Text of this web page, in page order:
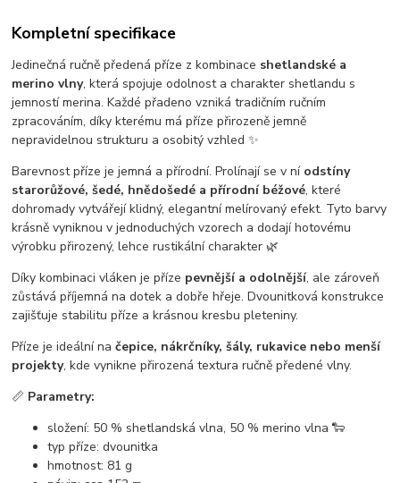
Kompletní specifikace
Jedinečná ručně předená příze z kombinace shetlandské a
merino vlny, která spojuje odolnost a charakter shetlandu s
jemností merina. Každé přadeno vzniká tradičním ručním
zpracováním, díky kterému má příze přirozeně jemně
nepravidelnou strukturu a osobitý vzhled ✨
Barevnost příze je jemná a přírodní. Prolínají se v ní odstíny
starorůžové, šedé, hnědošedé a přírodní béžové, které
dohromady vytvářejí klidný, elegantní melírovaný efekt. Tyto barvy
krásně vyniknou v jednoduchých vzorech a dodají hotovému
výrobku přirozený, lehce rustikální charakter 🌿
Díky kombinaci vláken je příze pevnější a odolnější, ale zároveň
zůstává příjemná na dotek a dobře hřeje. Dvounitková konstrukce
zajišťuje stabilitu příze a krásnou kresbu pleteniny.
Příze je ideální načepice, nákrčníky, šály, rukavice nebo menší
projekty, kde vynikne přirozená textura ručně předené vlny.
📏 Parametry:
složení: 50 % shetlandská vlna, 50 % merino vlna 🐑
typ příze: dvounitka
hmotnost: 81 g